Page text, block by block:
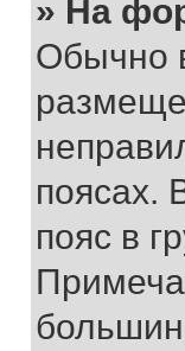
» На
Обычно
поясах.
пояс в